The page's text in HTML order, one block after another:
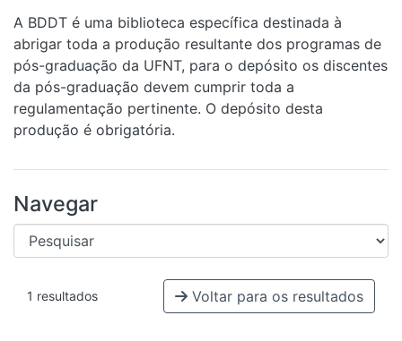
A BDDT é uma biblioteca específica destinada à
abrigar toda a produção resultante dos programas de
pós-graduação da UFNT, para o depósito os discentes
da pós-graduação devem cumprir toda a
regulamentação pertinente. O depósito desta
produção é obrigatória.
Navegar
1 resultados Voltar para os resultados